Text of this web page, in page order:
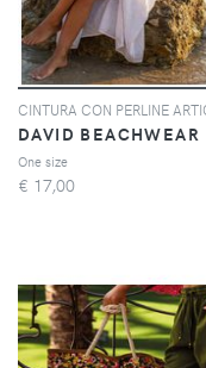
DAVID BEACHWEAR
One size
€ 17,00